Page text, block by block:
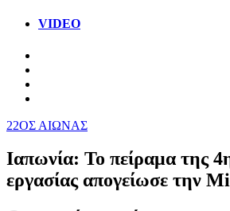
VIDEO
22ΟΣ ΑΙΩΝΑΣ
Ιαπωνία: Το πείραμα της
εργασίας απογείωσε την